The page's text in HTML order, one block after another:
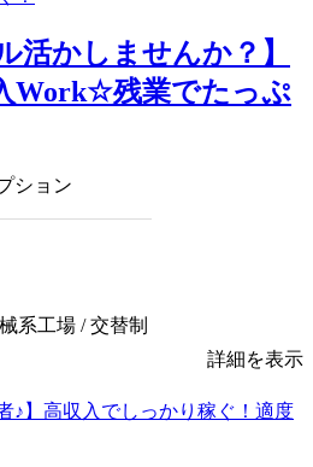
活かしませんか？】
Work☆残業でたっぷ
ション
系工場 / 交替制
詳細を表示